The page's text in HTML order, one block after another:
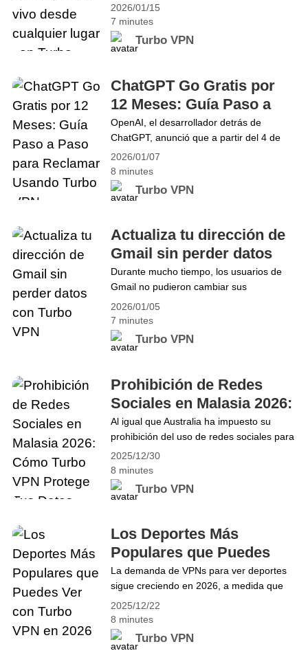
Endfield con Turbo VPN
2026/01/15
7 minutes
Turbo VPN
emocionantes del torneo: Marruecos vs
Senegal. El partido comenzará el
domingo 18 de enero a las 19:00 GMT.
Millones de fanáticos en todo el mundo
restricciones geográficas pueden dificultar
seguir la acción desde el extranjero. Para
ayudarte,&hellip; Continue reading ¡No te
pierdas la final de la AFCON 2025! Mira
en vivo desde cualquier lugar con Turbo
VPN
2026/01/07
8 minutes
Turbo VPN
ChatGPT Go Gratis por
12 Meses: Guía Paso a
Paso para Reclamar
Usando Turbo VPN
OpenAI, el desarrollador detrás de
ChatGPT, anunció que a partir del 4 de
noviembre de 2025, todos los usuarios en
India podrán disfrutar de un año de
ChatGPT Go de forma gratuita. Esta es
una oportunidad fantástica para ahorrar
funciones de ChatGPT Go. Sin embargo,
debido a restricciones regionales,&hellip;
Continue reading ChatGPT Go Gratis por
12 Meses: Guía Paso a Paso para
Reclamar Usando Turbo VPN
2026/01/05
7 minutes
Turbo VPN
Actualiza tu dirección de
Gmail sin perder datos
con Turbo VPN
Durante mucho tiempo, los usuarios de
Gmail no pudieron cambiar sus
direcciones de correo electrónico, lo que
causó frustración a muchos.
Recientemente, Google ha comenzado a
implementar una función muy esperada
Gmail mientras mantienes todos tus
correos electrónicos, archivos, historial de
compras y otros datos de la
cuenta&hellip; Continue reading Actualiza
tu dirección de Gmail sin perder datos con
Turbo VPN
2025/12/30
8 minutes
Turbo VPN
Prohibición de Redes
Sociales en Malasia 2026:
Cómo Turbo VPN Protege
Tus Datos
Al igual que Australia ha impuesto su
prohibición del uso de redes sociales para
usuarios menores de dieciséis años,
Malasia ahora planea implementar un
sistema similar a partir del 1 de enero de
2026, dirigido a menores y exigiendo que
verificación de edad y obtengan licencias.
Aunque estas regulaciones buscan&hellip;
Continue reading Prohibición de Redes
Sociales en Malasia 2026: Cómo Turbo
VPN Protege Tus Datos
2025/12/22
8 minutes
Turbo VPN
Los Deportes Más
Populares que Puedes
Ver con Turbo VPN en
2026
La demanda de VPNs para ver deportes
sigue creciendo en 2026, a medida que
las plataformas de streaming imponen
más restricciones regionales. Los
aficionados quieren acceso rápido y sin
interrupciones a sus partidos, torneos y